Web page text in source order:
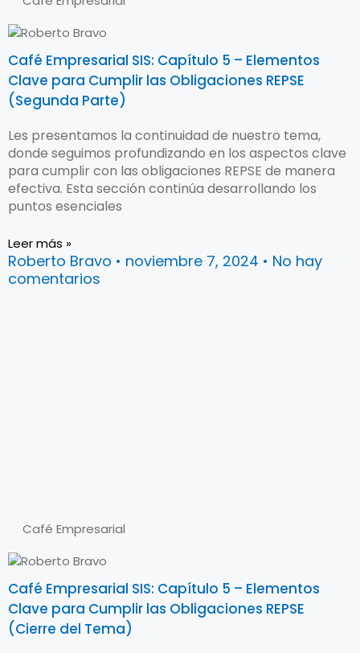
Café Empresarial SIS: Capítulo 5 – Elementos
Clave para Cumplir las Obligaciones REPSE
(Segunda Parte)
Les presentamos la continuidad de nuestro tema,
donde seguimos profundizando en los aspectos clave
para cumplir con las obligaciones REPSE de manera
efectiva. Esta sección continúa desarrollando los
puntos esenciales
Leer más »
Roberto Bravo noviembre 7, 2024
No hay
comentarios
Café Empresarial
Café Empresarial SIS: Capítulo 5 – Elementos
Clave para Cumplir las Obligaciones REPSE
(Cierre del Tema)